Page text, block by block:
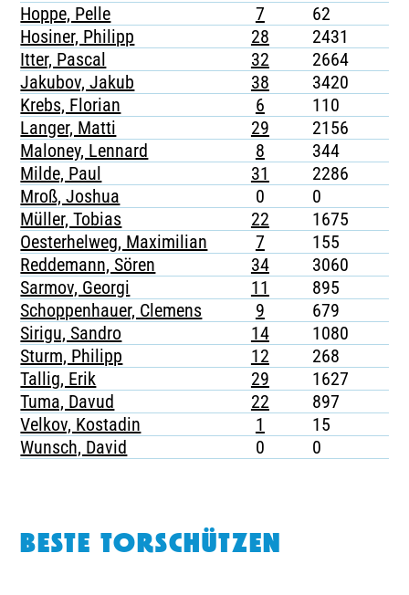
Hoppe, Pelle
7 62
Hosiner, Philipp
28 2431
Itter, Pascal
32 2664
Jakubov, Jakub
38 3420
Krebs, Florian
6 110
Langer, Matti
29 2156
Maloney, Lennard
8 344
Milde, Paul
31 2286
Mroß, Joshua
0 0
Müller, Tobias
22 1675
Oesterhelweg, Maximilian
7 155
Reddemann, Sören
34 3060
Sarmov, Georgi
11 895
Schoppenhauer, Clemens
9 679
Sirigu, Sandro
14 1080
Sturm, Philipp
12 268
Tallig, Erik
29 1627
Tuma, Davud
22 897
Velkov, Kostadin
1 15
Wunsch, David
0 0
BESTE TORSCHÜTZEN